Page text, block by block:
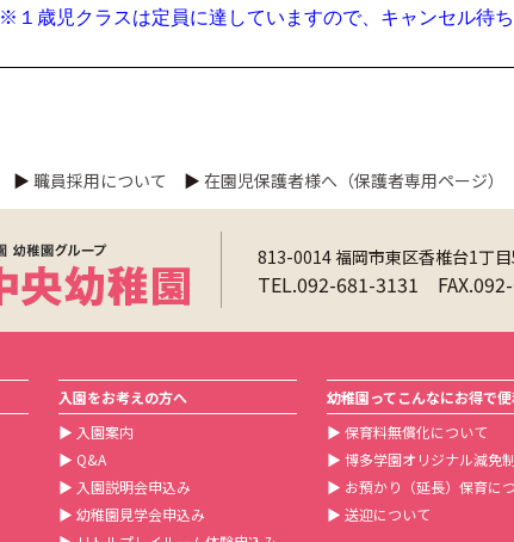
※１歳児クラスは定員に達していますので、キャンセル待ち
▶ 職員採用について ▶ 在園児保護者様へ（保護者専用ページ）
813-0014 福岡市東区香椎台1丁
TEL.092-681-3131
入園をお考えの方へ
▶ 入園案内
▶ Q&A
▶ 入園説明会申込み
▶ 幼稚園見学会申込み
幼稚園ってこんなにお得で便
▶ 保育料無償化について
▶ 博多学園オリジナル減免
▶ お預かり（延長）保育に
▶ 送迎について